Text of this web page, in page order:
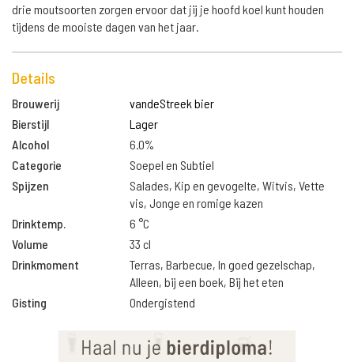
drie moutsoorten zorgen ervoor dat jij je hoofd koel kunt houden
tijdens de mooiste dagen van het jaar.
Details
Brouwerij
vandeStreek bier
Bierstijl
Lager
Alcohol
6.0%
Categorie
Soepel en Subtiel
Spijzen
Salades, Kip en gevogelte, Witvis, Vette
vis, Jonge en romige kazen
Drinktemp.
6 °C
Volume
33 cl
Drinkmoment
Terras, Barbecue, In goed gezelschap,
Alleen, bij een boek, Bij het eten
Gisting
Ondergistend